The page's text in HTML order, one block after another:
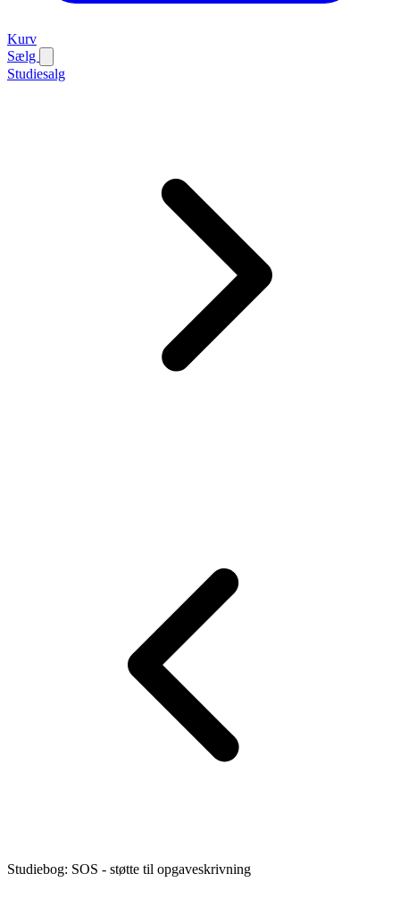
Kurv
Sælg
Studiesalg
Studiebog: SOS - støtte til opgaveskrivning